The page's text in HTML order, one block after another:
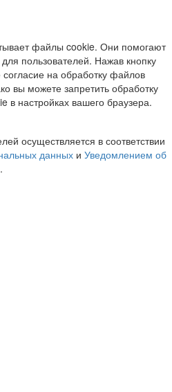
файлы cookie. Они помогают
пользователей. Нажав кнопку
на обработку файлов
вы можете запретить обработку
в настройках вашего браузера.
осуществляется в соответствии
данных и Уведомлением об
.